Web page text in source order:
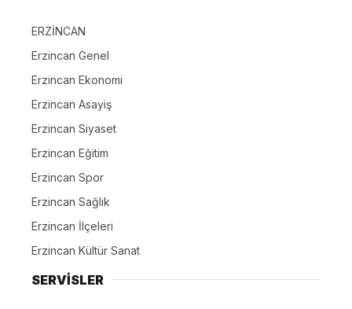
ERZİNCAN
Erzincan Genel
Erzincan Ekonomi
Erzincan Asayiş
Erzincan Siyaset
Erzincan Eğitim
Erzincan Spor
Erzincan Sağlık
Erzincan İlçeleri
Erzincan Kültür Sanat
SERVİSLER